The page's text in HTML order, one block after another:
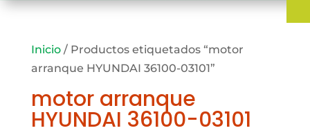
Inicio/ Productos etiquetados “motor
arranque HYUNDAI 36100-03101”
motor arranque
HYUNDAI 36100-03101